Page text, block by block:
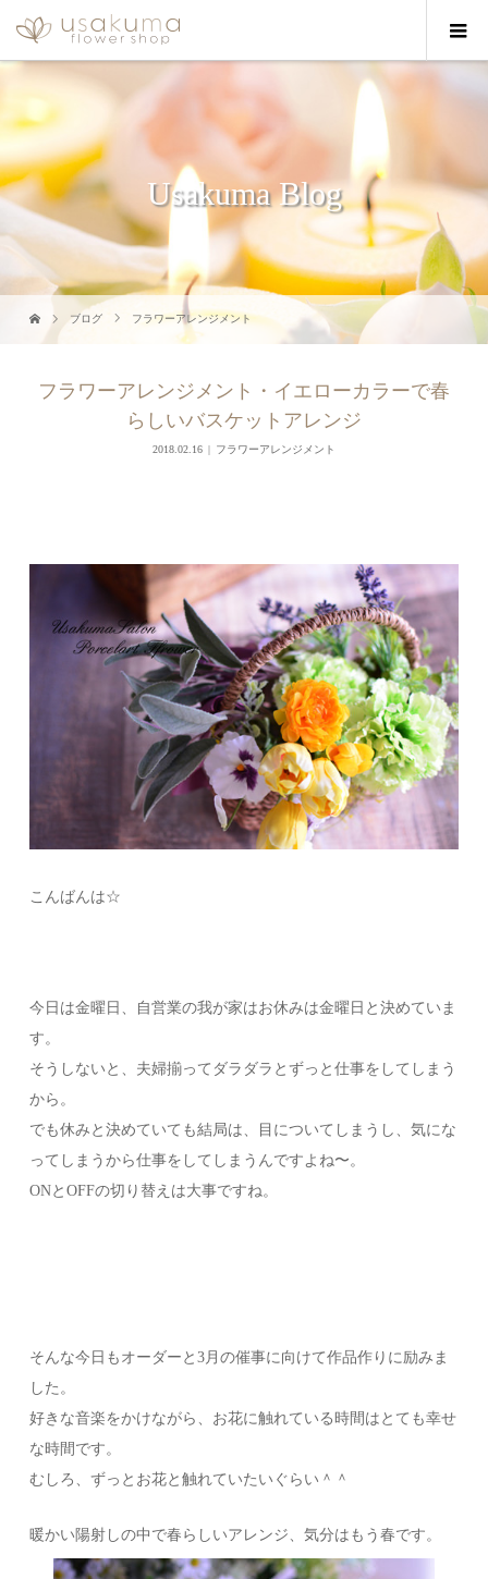
Usakuma Blog
ブログ フラワーアレンジメント
フラワーアレンジメント・イエローカラーで春
らしいバスケットアレンジ
2018.02.16 フラワーアレンジメント
こんばんは☆
今日は金曜日、自営業の我が家はお休みは金曜日と決めていま
す。
そうしないと、夫婦揃ってダラダラとずっと仕事をしてしまう
から。
でも休みと決めていても結局は、目についてしまうし、気にな
ってしまうから仕事をしてしまうんですよね〜。
ONとOFFの切り替えは大事ですね。
そんな今日もオーダーと3月の催事に向けて作品作りに励みま
した。
好きな音楽をかけながら、お花に触れている時間はとても幸せ
な時間です。
むしろ、ずっとお花と触れていたいぐらい＾＾
暖かい陽射しの中で春らしいアレンジ、気分はもう春です。